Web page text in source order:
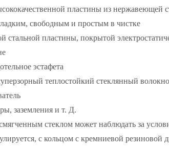
пластины из нержавеющей
гладким, свободным и простым в чистке
стальной пластины, покрытой
эстафета
теплостойкий стеклянный
заземления и т. Д.
стеклом может наблюдать за
с кольцом с кремниевой резиновой